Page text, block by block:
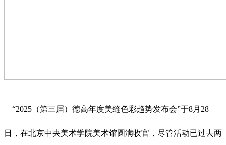
“2025（第三届）德高年度美缝色彩趋势发布会”于8月28
日，在北京中央美术学院美术馆圆满收官，尽管活动已过去两